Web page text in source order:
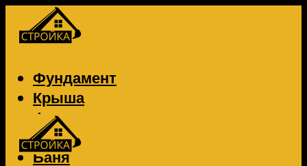
Фундамент
Крыша
Фасад
Забор
Баня